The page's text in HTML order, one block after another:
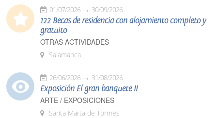
01/07/2026 30/09/2026
122 Becas de residencia con alojamiento completo y
gratuito
OTRAS ACTIVIDADES
Salamanca
26/06/2026 31/08/2026
Exposición El gran banquete II
ARTE / EXPOSICIONES
Santa Marta de Tormes